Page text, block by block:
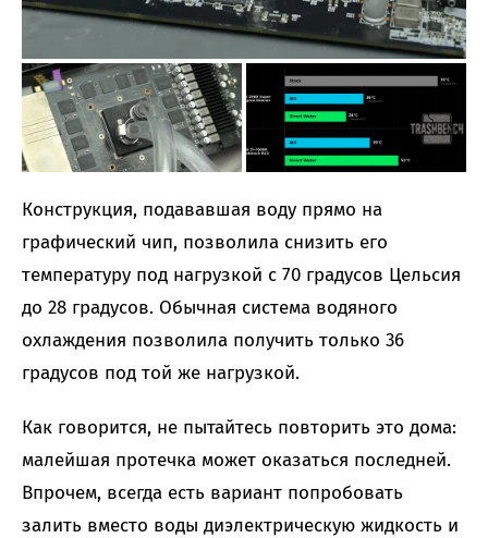
Конструкция, подававшая воду прямо на
графический чип, позволила снизить его
температуру под нагрузкой с 70 градусов Цельсия
до 28 градусов. Обычная система водяного
охлаждения позволила получить только 36
градусов под той же нагрузкой.
Как говорится, не пытайтесь повторить это дома:
малейшая протечка может оказаться последней.
Впрочем, всегда есть вариант попробовать
залить вместо воды диэлектрическую жидкость и